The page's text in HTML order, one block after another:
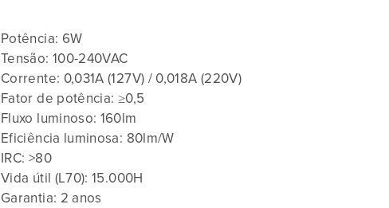
Potência: 6W
Tensão: 100-240VAC
Corrente: 0,031A (127V) / 0,018A (220V)
Fator de potência: ≥0,5
Fluxo luminoso: 160lm
Eficiência luminosa: 80lm/W
IRC: >80
Vida útil (L70): 15.000H
Garantia: 2 anos